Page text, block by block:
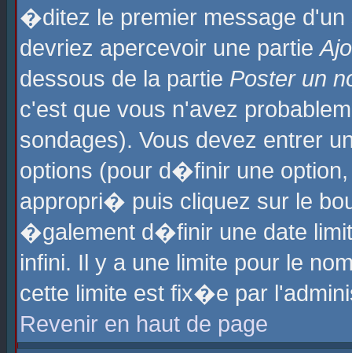
�ditez le premier message
devriez apercevoir une partie
dessous de la partie Poster un
c'est que vous n'avez
sondages). Vous devez entrer
options (pour d�finir une
appropri� puis cliquez sur le
�galement d�finir une date
infini. Il y a une limite pour le
cette limite est fix�e par
Revenir en haut de page